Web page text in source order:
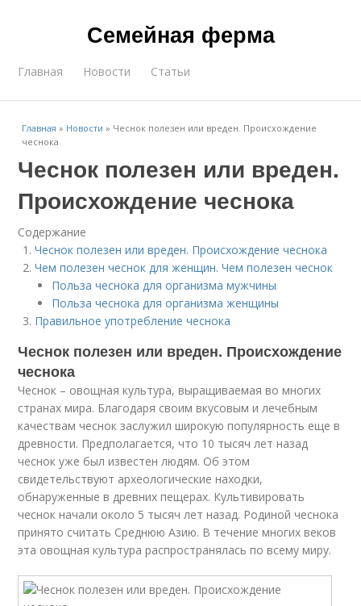
Семейная ферма
Главная Новости Статьи
Главная » Новости » Чеснок полезен или вреден. Происхождение
чеснока
Чеснок полезен или вреден.
Происхождение чеснока
Содержание
Чеснок полезен или вреден. Происхождение чеснока
Чем полезен чеснок для женщин. Чем полезен чеснок
Польза чеснока для организма мужчины
Польза чеснока для организма женщины
Правильное употребление чеснока
Чеснок полезен или вреден. Происхождение
чеснока
Чеснок – овощная культура, выращиваемая во многих
странах мира. Благодаря своим вкусовым и лечебным
качествам чеснок заслужил широкую популярность еще в
древности. Предполагается, что 10 тысяч лет назад
чеснок уже был известен людям. Об этом
свидетельствуют археологические находки,
обнаруженные в древних пещерах. Культивировать
чеснок начали около 5 тысяч лет назад. Родиной чеснока
принято считать Среднюю Азию. В течение многих веков
эта овощная культура распространялась по всему миру.